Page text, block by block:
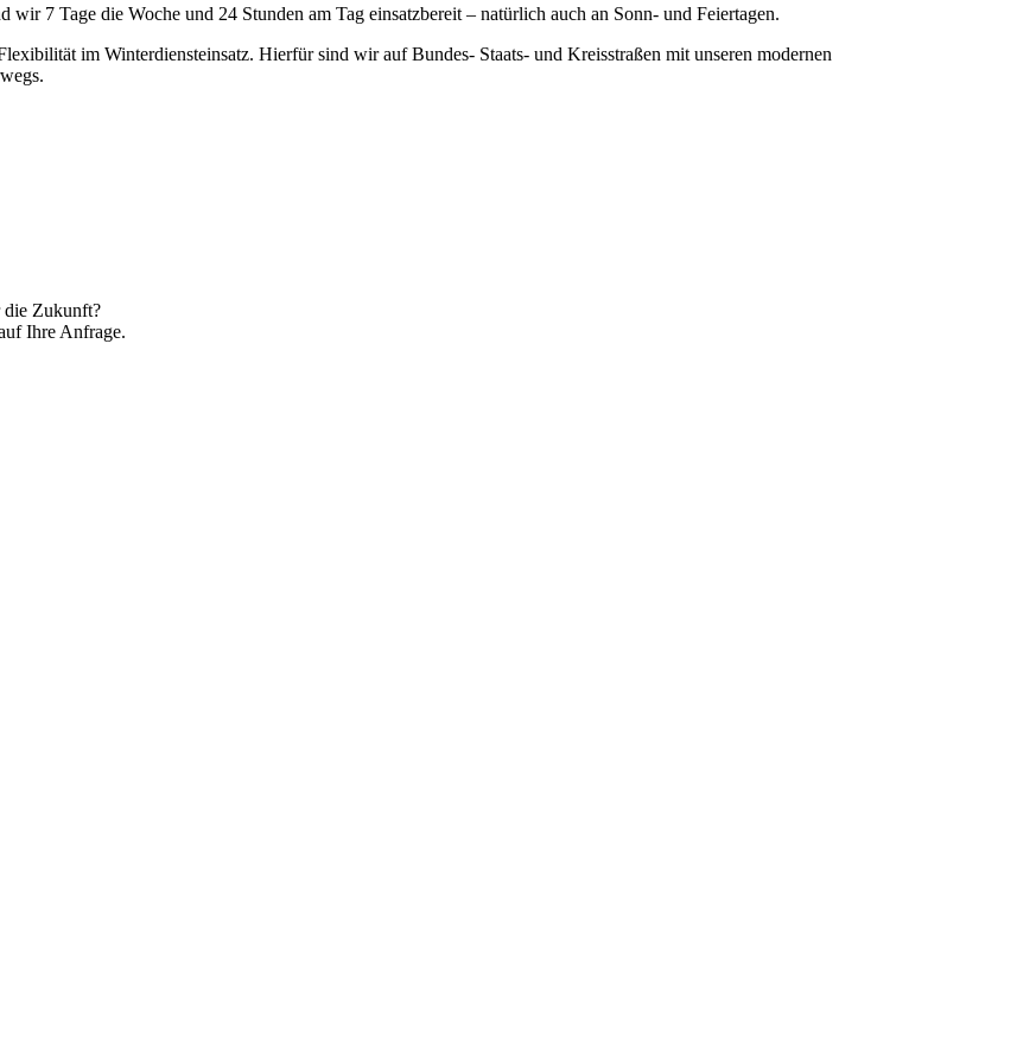
7 Tage die Woche und 24 Stunden am Tag einsatzbereit – natürlich auch an Sonn- und Feiertagen.
im Winterdiensteinsatz. Hierfür sind wir auf Bundes- Staats- und Kreisstraßen mit unseren modernen
die Zukunft?
Ihre Anfrage.